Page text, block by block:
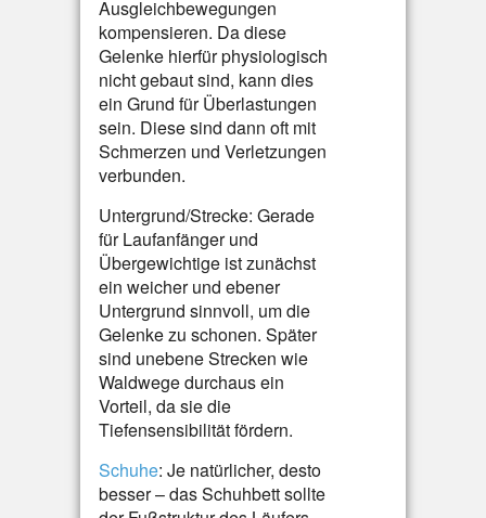
Ausgleichbewegungen
kompensieren. Da diese
Gelenke hierfür physiologisch
nicht gebaut sind, kann dies
ein Grund für Überlastungen
sein. Diese sind dann oft mit
Schmerzen und Verletzungen
verbunden.
Untergrund/Strecke: Gerade
für Laufanfänger und
Übergewichtige ist zunächst
ein weicher und ebener
Untergrund sinnvoll, um die
Gelenke zu schonen. Später
sind unebene Strecken wie
Waldwege durchaus ein
Vorteil, da sie die
Tiefensensibilität fördern.
Schuhe: Je natürlicher, desto
besser – das Schuhbett sollte